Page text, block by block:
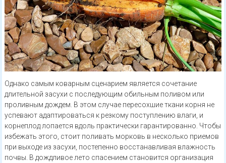
Однако самым коварным сценарием является сочетание
длительной засухи с последующим обильным поливом или
проливным дождем. В этом случае пересохшие ткани корня не
успевают адаптироваться к резкому поступлению влаги, и
корнеплод лопается вдоль практически гарантированно. Чтобы
избежать этого, стоит поливать морковь в несколько приемов
при выходе из засухи, постепенно восстанавливая влажность
почвы. В дождливое лето спасением становится организация